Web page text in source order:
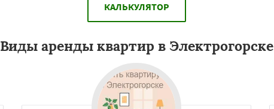
КАЛЬКУЛЯТОР
Виды аренды квартир в Электрогорске